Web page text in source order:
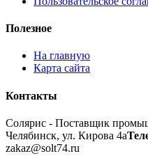
Полезное
На главную
Карта сайта
Контакты
Солярис - Поставщик
Челябинск, ул. Кирова 4а
zakaz@solt74.ru